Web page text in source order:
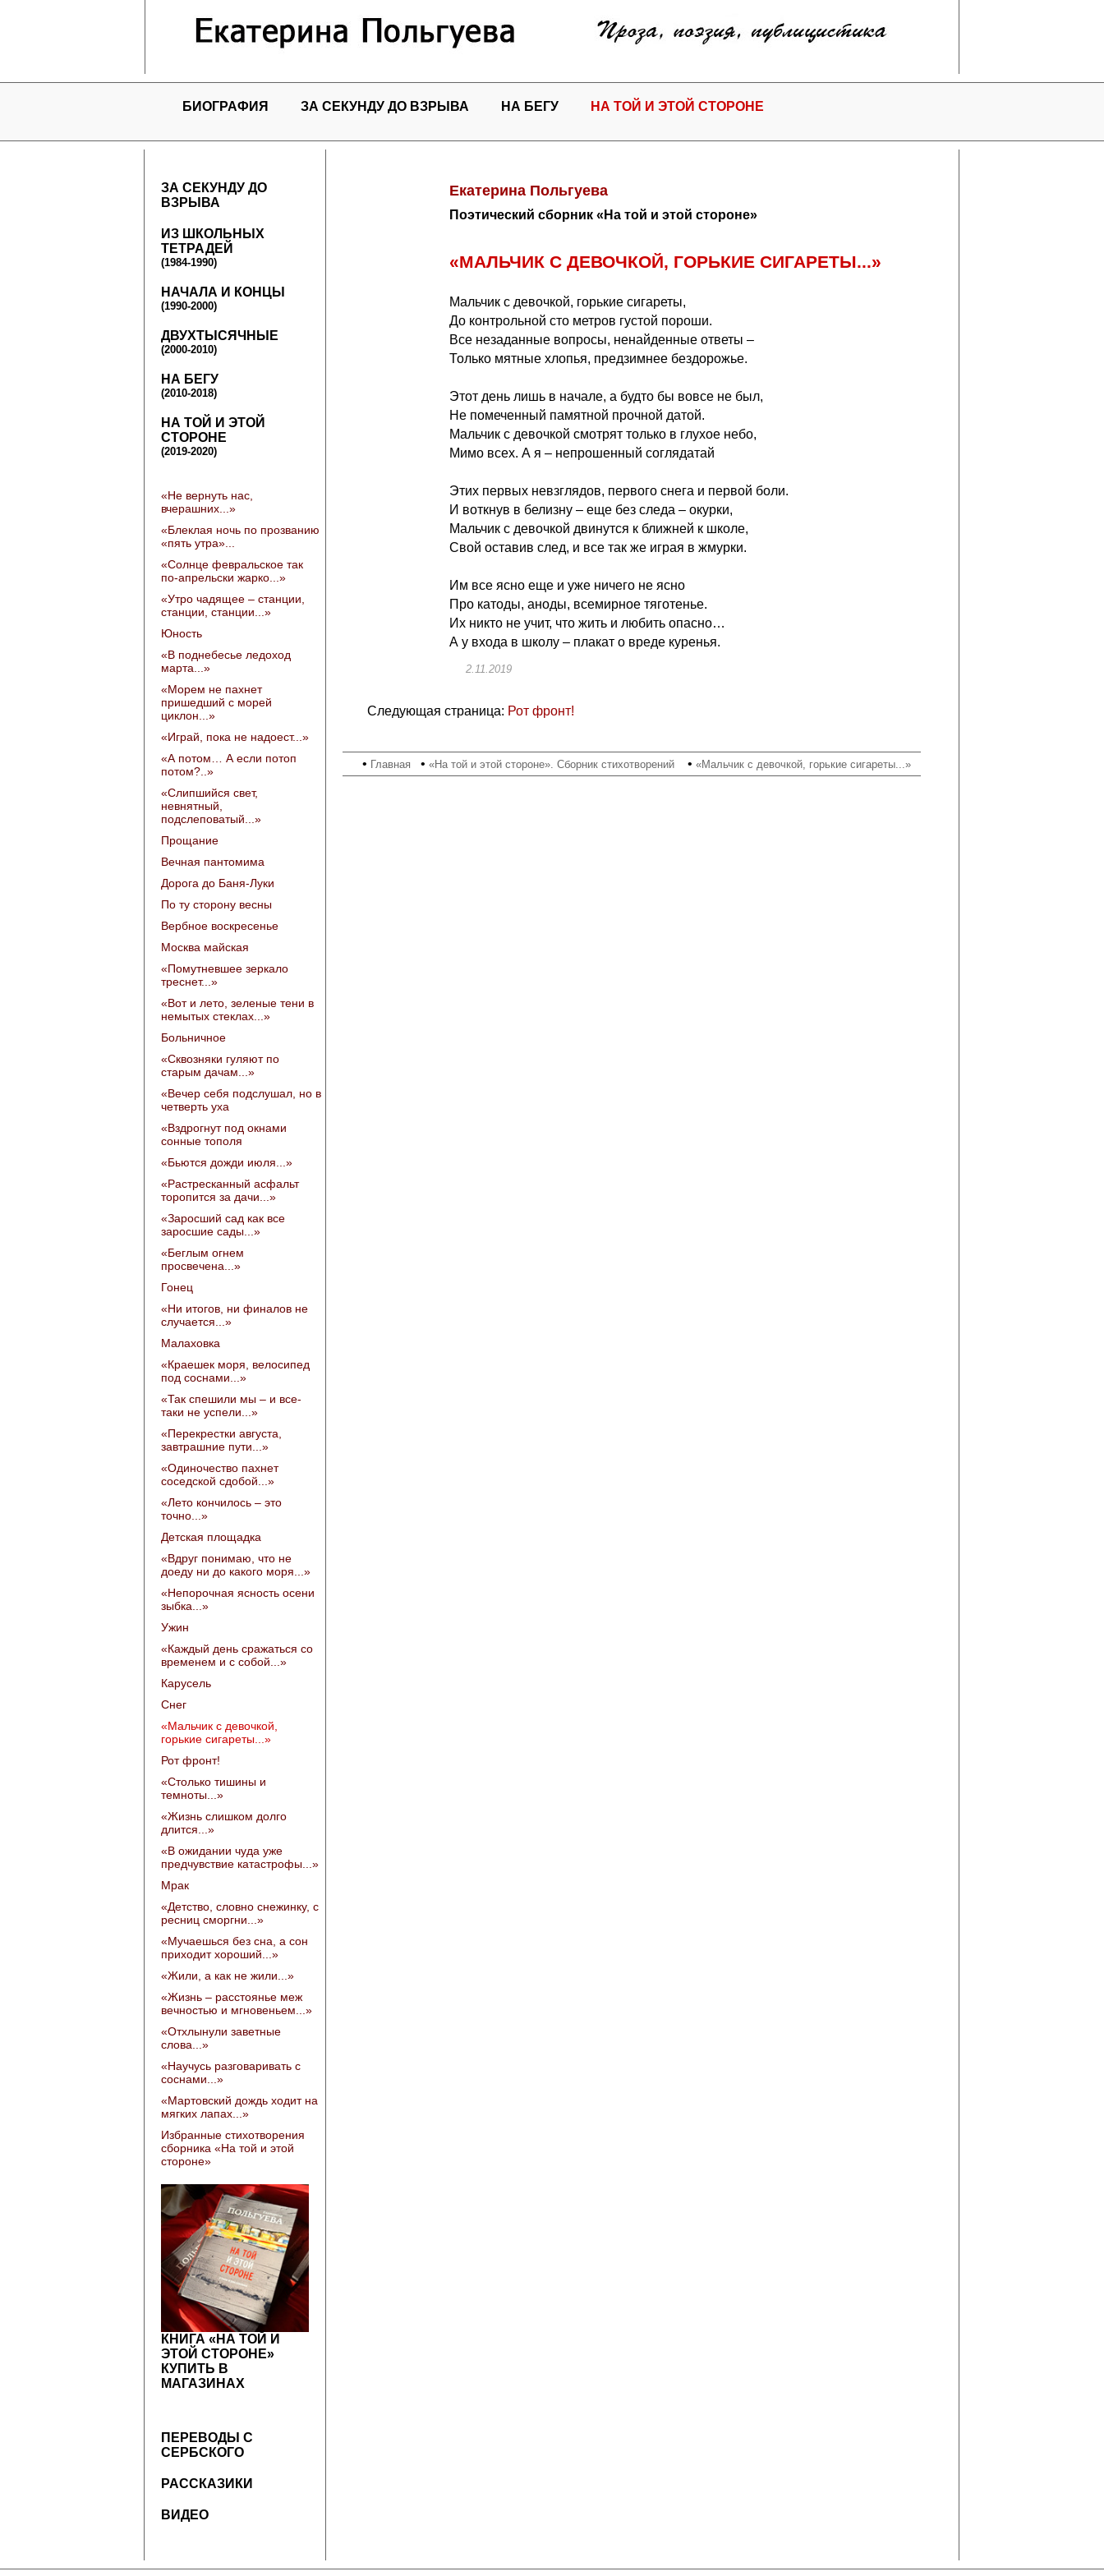
БИОГРАФИЯ ЗА СЕКУНДУ ДО ВЗРЫВА НА БЕГУ НА ТОЙ И ЭТОЙ СТОРОНЕ
ЗА СЕКУНДУ ДО
ВЗРЫВА
ИЗ ШКОЛЬНЫХ
ТЕТРАДЕЙ
(1984-1990)
НАЧАЛА И КОНЦЫ
(1990-2000)
ДВУХТЫСЯЧНЫЕ
(2000-2010)
НА БЕГУ
(2010-2018)
НА ТОЙ И ЭТОЙ
СТОРОНЕ
(2019-2020)
«Не вернуть нас,
вчерашних...»
«Блеклая ночь по прозванию
«пять утра»...
«Солнце февральское так
по-апрельски жарко...»
«Утро чадящее – станции,
станции, станции...»
Юность
«В поднебесье ледоход
марта...»
«Морем не пахнет
пришедший с морей
циклон...»
«Играй, пока не надоест...»
«А потом… А если потоп
потом?..»
«Слипшийся свет,
невнятный,
подслеповатый...»
Прощание
Вечная пантомима
Дорога до Баня-Луки
По ту сторону весны
Вербное воскресенье
Москва майская
«Помутневшее зеркало
треснет...»
«Вот и лето, зеленые тени в
немытых стеклах...»
Больничное
«Сквозняки гуляют по
старым дачам...»
«Вечер себя подслушал, но в
четверть уха
«Вздрогнут под окнами
сонные тополя
«Бьются дожди июля...»
«Растресканный асфальт
торопится за дачи...»
«Заросший сад как все
заросшие сады...»
«Беглым огнем
просвечена...»
Гонец
«Ни итогов, ни финалов не
случается...»
Малаховка
«Краешек моря, велосипед
под соснами...»
«Так спешили мы – и все-
таки не успели...»
«Перекрестки августа,
завтрашние пути...»
«Одиночество пахнет
соседской сдобой...»
«Лето кончилось – это
точно...»
Детская площадка
«Вдруг понимаю, что не
доеду ни до какого моря...»
«Непорочная ясность осени
зыбка...»
Ужин
«Каждый день сражаться со
временем и с собой...»
Карусель
Снег
«Мальчик с девочкой,
горькие сигареты...»
Рот фронт!
«Столько тишины и
темноты...»
«Жизнь слишком долго
длится...»
«В ожидании чуда уже
предчувствие катастрофы...»
Мрак
«Детство, словно снежинку, с
ресниц сморгни...»
«Мучаешься без сна, а сон
приходит хороший...»
«Жили, а как не жили...»
«Жизнь – расстоянье меж
вечностью и мгновеньем...»
«Отхлынули заветные
слова...»
«Научусь разговаривать с
соснами...»
«Мартовский дождь ходит на
мягких лапах...»
Избранные стихотворения
сборника «На той и этой
стороне»
КНИГА «НА ТОЙ И
ЭТОЙ СТОРОНЕ»
КУПИТЬ В
МАГАЗИНАХ
ПЕРЕВОДЫ С
СЕРБСКОГО
РАССКАЗИКИ
ВИДЕО
Екатерина Польгуева
Поэтический сборник «На той и этой стороне»
«МАЛЬЧИК С ДЕВОЧКОЙ, ГОРЬКИЕ СИГАРЕТЫ...»
Мальчик с девочкой, горькие сигареты,
До контрольной сто метров густой пороши.
Все незаданные вопросы, ненайденные ответы –
Только мятные хлопья, предзимнее бездорожье.
Этот день лишь в начале, а будто бы вовсе не был,
Не помеченный памятной прочной датой.
Мальчик с девочкой смотрят только в глухое небо,
Мимо всех. А я – непрошенный соглядатай
Этих первых невзглядов, первого снега и первой боли.
И воткнув в белизну – еще без следа – окурки,
Мальчик с девочкой двинутся к ближней к школе,
Свой оставив след, и все так же играя в жмурки.
Им все ясно еще и уже ничего не ясно
Про катоды, аноды, всемирное тяготенье.
Их никто не учит, что жить и любить опасно…
А у входа в школу – плакат о вреде куренья.
2.11.2019
Следующая страница: Рот фронт!
• Главная • «На той и этой стороне». Сборник стихотворений • «Мальчик с девочкой, горькие сигареты...»